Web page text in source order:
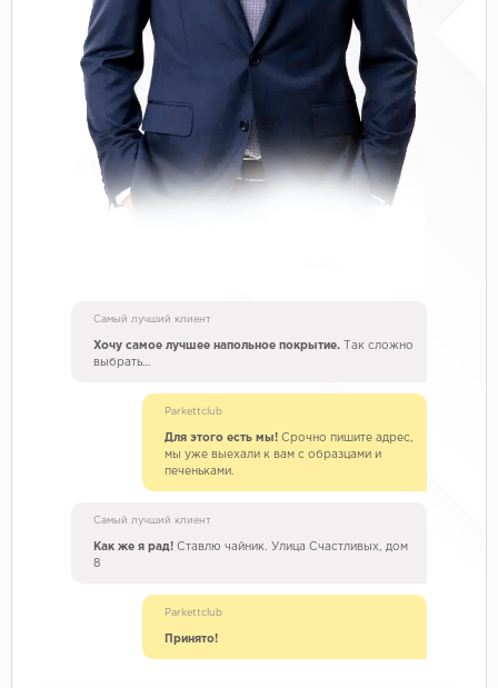
Самый лучший клиент
Хочу самое лучшее напольное покрытие. Так сложно
выбрать…
Parkettclub
Для этого есть мы! Срочно пишите адрес,
мы уже выехали к вам с образцами и
печеньками.
Самый лучший клиент
Как же я рад! Ставлю чайник. Улица Счастливых, дом
8
Parkettclub
Принято!